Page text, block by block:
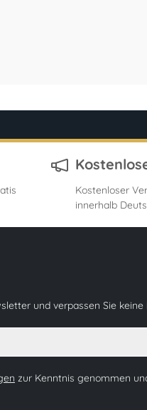
Kostenloser
innerhalb
und verpassen Sie
zur Kenntnis genommen